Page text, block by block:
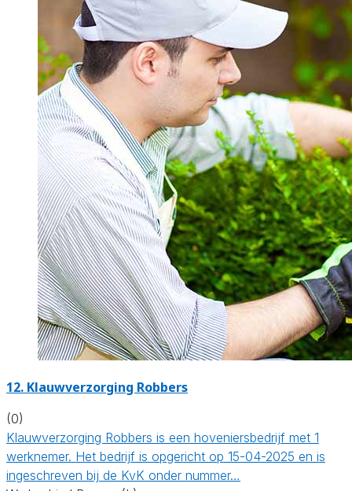
12. Klauwverzorging Robbers
(0)
Klauwverzorging Robbers is een hoveniersbedrijf met 1
werknemer. Het bedrijf is opgericht op 15-04-2025 en is
ingeschreven bij de KvK onder nummer…